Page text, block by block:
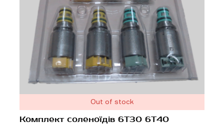
Out of stock
Комплект соленоїдів 6T30 6T40